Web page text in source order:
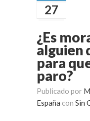
27
¿Es
alguien
para
paro?
Publicado por
España con Sin